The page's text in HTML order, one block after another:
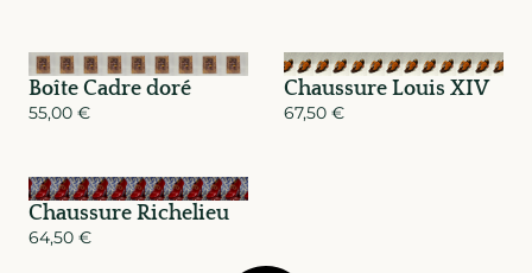
Boîte Cadre doré
55,00 €
Chaussure Louis XIV
67,50 €
Chaussure Richelieu
64,50 €